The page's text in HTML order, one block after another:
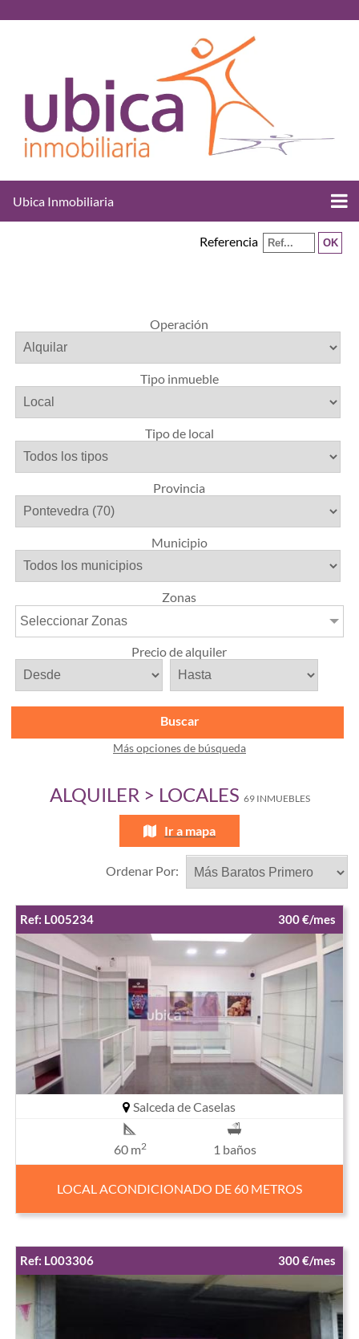
Ubica Inmobiliaria
Referencia
Operación
Tipo inmueble
Tipo de local
Provincia
Municipio
Zonas
Seleccionar Zonas
Precio de alquiler
Buscar
Más opciones de búsqueda
ALQUILER > LOCALES 69 INMUEBLES
Ir a mapa
Ordenar Por:
Ref: L005234 300 €/mes
Salceda de Caselas
60 m2 1 baños
LOCAL ACONDICIONADO DE 60 METROS
Ref: L003306 300 €/mes